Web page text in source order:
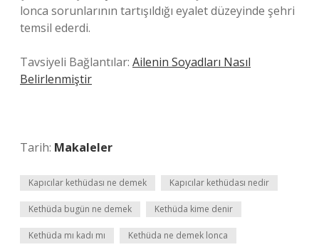
lonca sorunlarının tartışıldığı eyalet düzeyinde şehri
temsil ederdi.
Tavsiyeli Bağlantılar: Ailenin Soyadları Nasıl
Belirlenmiştir
Tarih: Makaleler
Kapıcılar kethüdası ne demek Kapıcılar kethüdası nedir
Kethüda bugün ne demek Kethüda kime denir
Kethüda mı kadı mı Kethüda ne demek lonca